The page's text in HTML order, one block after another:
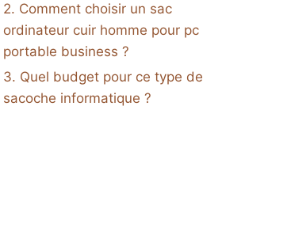
Comment choisir un sac
ordinateur cuir homme pour pc
portable business ?
Quel budget pour ce type de
sacoche informatique ?